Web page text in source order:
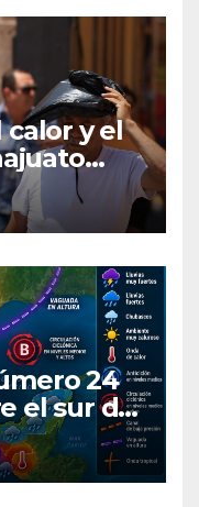
calor y el
24
el sur del